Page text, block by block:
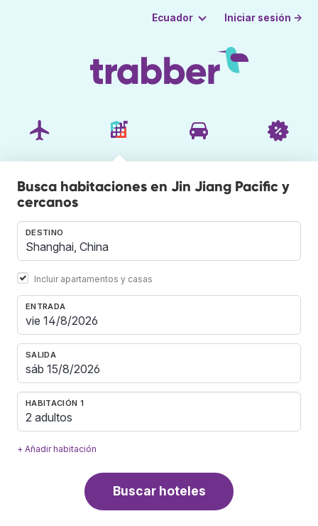
Ecuador Iniciar sesión →
Busca habitaciones en Jin Jiang Pacific y
cercanos
DESTINO
Incluir apartamentos y casas
ENTRADA
SALIDA
HABITACIÓN 1
2 adultos
+ Añadir habitación
Buscar hoteles